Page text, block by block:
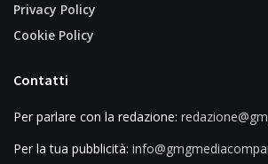
Privacy Policy
Cookie Policy
Contatti
Per parlare con la redazione:
Per la tua pubblicità: